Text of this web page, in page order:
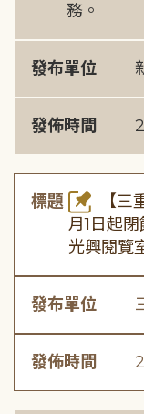
務。
發布單位
發佈時間
標題
【三
月1日起
光興閱覽
發布單位
發佈時間